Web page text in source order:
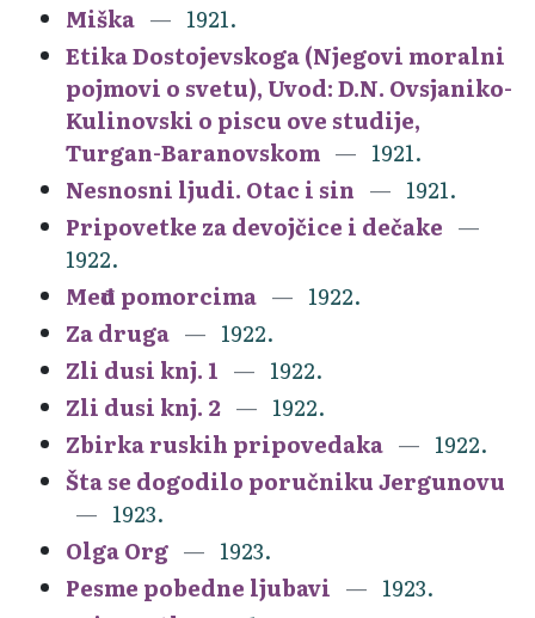
Miška
1921.
Etika Dostojevskoga (Njegovi moralni
pojmovi o svetu), Uvod: D.N. Ovsjaniko-
Kulinovski o piscu ove studije,
Turgan-Baranovskom
1921.
Nesnosni ljudi. Otac i sin
1921.
Pripovetke za devojčice i dečake
1922.
Među pomorcima
1922.
Za druga
1922.
Zli dusi knj. 1
1922.
Zli dusi knj. 2
1922.
Zbirka ruskih pripovedaka
1922.
Šta se dogodilo poručniku Jergunovu
1923.
Olga Org
1923.
Pesme pobedne ljubavi
1923.